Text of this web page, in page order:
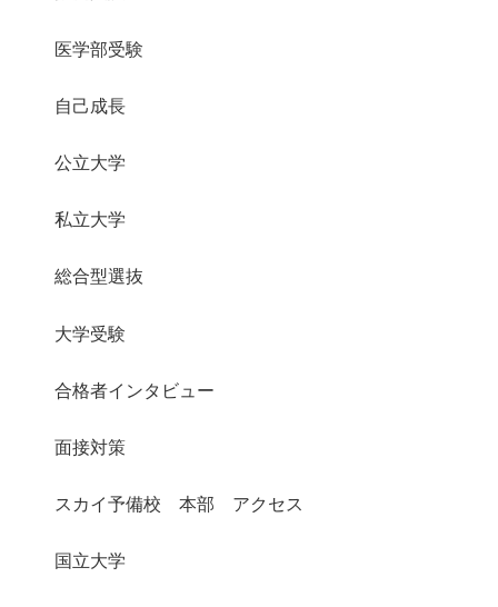
医学部受験
自己成長
公立大学
私立大学
総合型選抜
大学受験
合格者インタビュー
面接対策
スカイ予備校 本部 アクセス
国立大学